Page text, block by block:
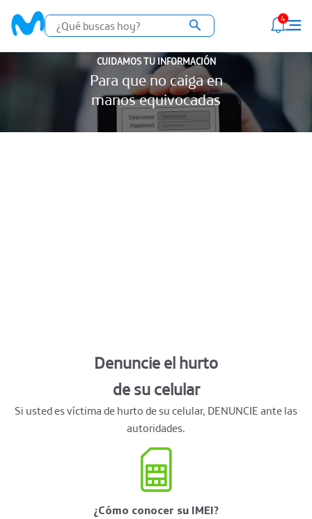
4
CUIDAMOS TU INFORMACIÓN
Para que no caiga en
manos equivocadas
Denuncie el hurto
de su celular
Si usted es víctima de hurto de su celular, DENUNCIE ante las
autoridades.
¿Cómo conocer su IMEI?